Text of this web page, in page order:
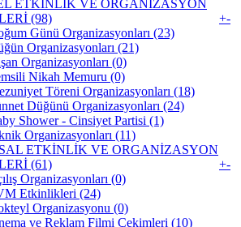
ETKİNLİK VE ORGANİZASYON
(98)
+-
Günü Organizasyonları (23)
Organizasyonları (21)
Organizasyonları (0)
Nikah Memuru (0)
Töreni Organizasyonları (18)
Düğünü Organizasyonları (24)
Shower - Cinsiyet Partisi (1)
Organizasyonları (11)
ETKİNLİK VE ORGANİZASYON
(61)
+-
Organizasyonları (0)
Etkinlikleri (24)
Organizasyonu (0)
ve Reklam Filmi Çekimleri (10)